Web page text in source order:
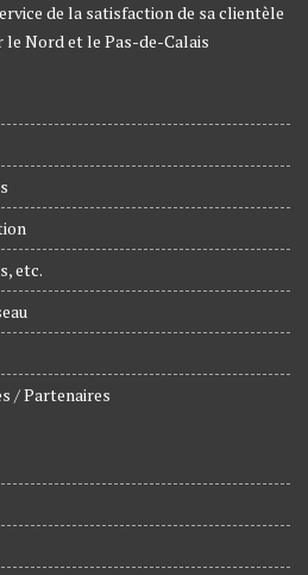
de la satisfaction de sa clientèle
le Nord et le Pas-de-Calais
etc.
/ Partenaires